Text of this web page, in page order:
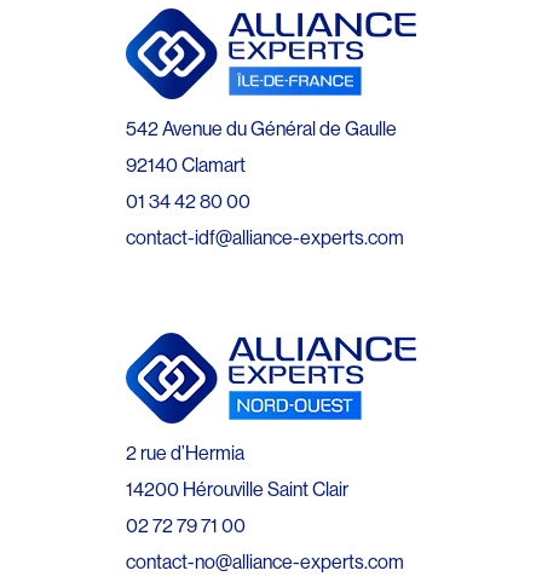
542 Avenue du Général de Gaulle
92140 Clamart
01 34 42 80 00
contact-idf@alliance-experts.com
2 rue d’Hermia
14200 Hérouville Saint Clair
02 72 79 71 00
contact-no@alliance-experts.com